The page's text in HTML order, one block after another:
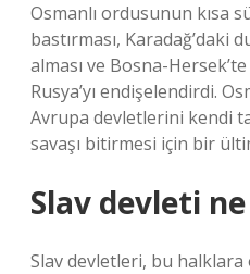
Osmanlı ordusunun kısa
bastırması, Karadağ’daki
alması ve Bosna-
Rusya’yı endişelendirdi.
Avrupa devletlerini kendi
savaşı bitirmesi için bir
Slav devleti
Slav devletleri, bu